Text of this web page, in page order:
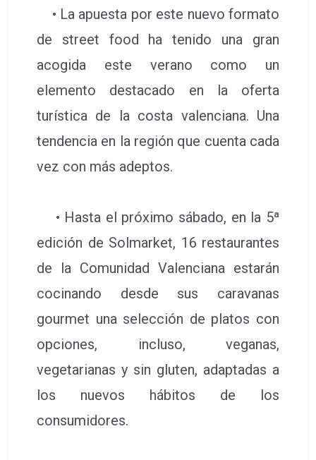
• La apuesta por este nuevo formato
de street food ha tenido una gran
acogida este verano como un
elemento destacado en la oferta
turística de la costa valenciana. Una
tendencia en la región que cuenta cada
vez con más adeptos.
• Hasta el próximo sábado, en la 5ª
edición de Solmarket, 16 restaurantes
de la Comunidad Valenciana estarán
cocinando desde sus caravanas
gourmet una selección de platos con
opciones, incluso, veganas,
vegetarianas y sin gluten, adaptadas a
los nuevos hábitos de los
consumidores.